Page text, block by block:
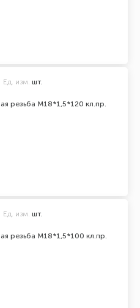
резьба M18*1,5*120 кл.пр.
Ед. изм. шт.
резьба M18*1,5*100 кл.пр.
Ед. изм. шт.